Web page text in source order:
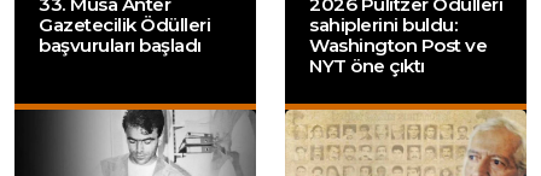
Gazetecilik Ödülleri
başvuruları başladı
sahiplerini buldu:
Washington Post ve
NYT öne çıktı